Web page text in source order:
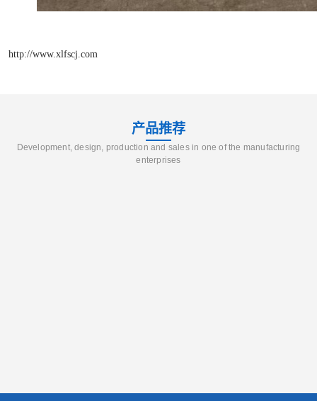
http://www.xlfscj.com
产品推荐
Development, design, production and sales in one of the manufacturing
enterprises